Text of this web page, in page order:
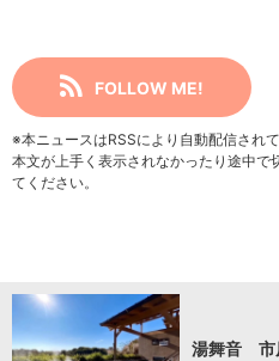
FOLLOW ME!
※本ニュースはRSSにより自動配信されて
本文が上手く表示されなかったり途中で
てください。
湯舞音 市